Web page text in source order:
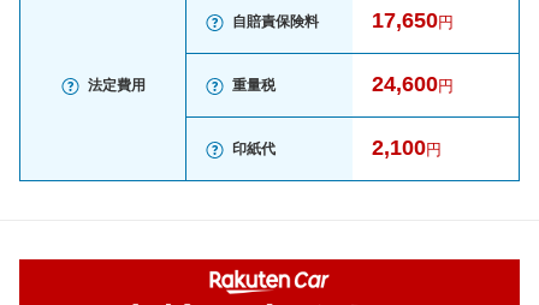
法定費用
自賠責保険料 17,650円
重量税 24,600円
印紙代 2,100円